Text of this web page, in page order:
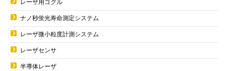
レーザ用ゴグル
ナノ秒蛍光寿命測定システム
レーザ微小粒度計測システム
レーザセンサ
半導体レーザ